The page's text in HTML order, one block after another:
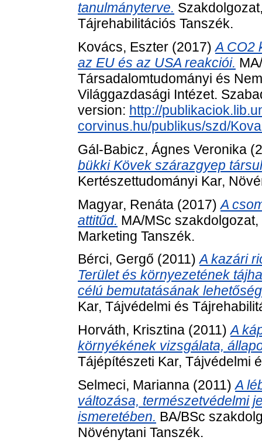
tanulmányterve.
Tájrehabilitációs Tanszék.
Kovács, Eszter (2017)A CO2
az EU és az USA reakciói.
Társadalomtudományi és
Világgazdasági Intézet.
version: http://
corvinus.hu/publikus/szd/
Gál-Babicz, Ágnes Veronika
bükki Kövek szárazgyep
Kertészettudományi Kar,
Magyar, Renáta (2017)A
attitűd. MA/MSc
Marketing Tanszék.
Bérci, Gergő (2011)A kazári
Terület és környezetének
célú bemutatásának
Kar, Tájvédelmi és
Horváth, Krisztina (2011)A
környékének vizsgálata,
Tájépítészeti Kar, Tájvédelmi
Selmeci, Marianna (2011)A
változása, természetvédelmi
ismeretében. BA/BSc
Növénytani Tanszék.